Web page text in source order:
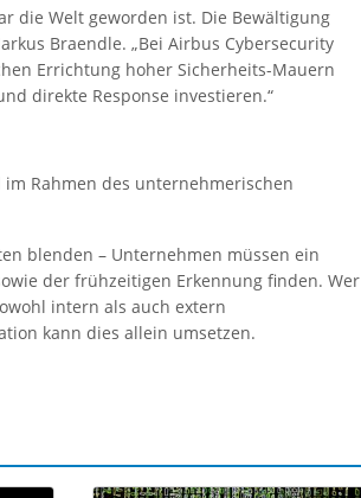
die Welt geworden ist. Die Bewältigung
Braendle. „Bei Airbus Cybersecurity
Errichtung hoher Sicherheits-Mauern
direkte Response investieren.“
Rahmen des unternehmerischen
blenden – Unternehmen müssen ein
der frühzeitigen Erkennung finden. Wer
intern als auch extern
kann dies allein umsetzen.